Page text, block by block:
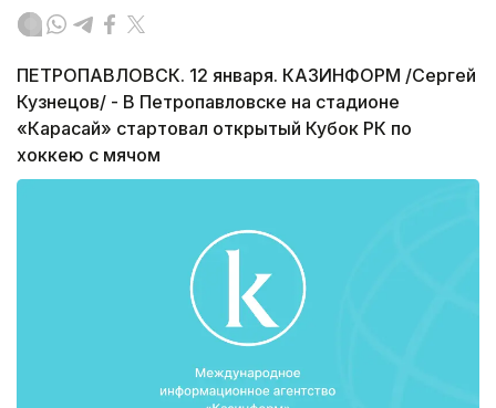
ПЕТРОПАВЛОВСК. 12 января. КАЗИНФОРМ /Сергей
Кузнецов/ - В Петропавловске на стадионе
«Карасай» стартовал открытый Кубок РК по
хоккею с мячом